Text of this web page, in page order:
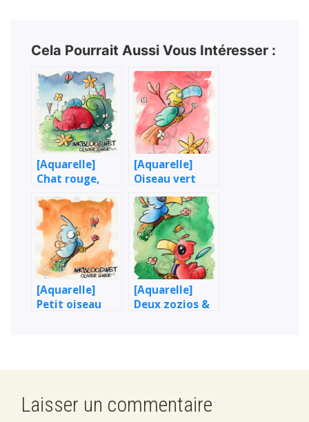
Cela Pourrait Aussi Vous Intéresser :
[Aquarelle]
Chat rouge,
chat bleu !
[Aquarelle]
Oiseau vert
[Aquarelle]
Petit oiseau
[Aquarelle]
Deux zozios &
Laisser un commentaire